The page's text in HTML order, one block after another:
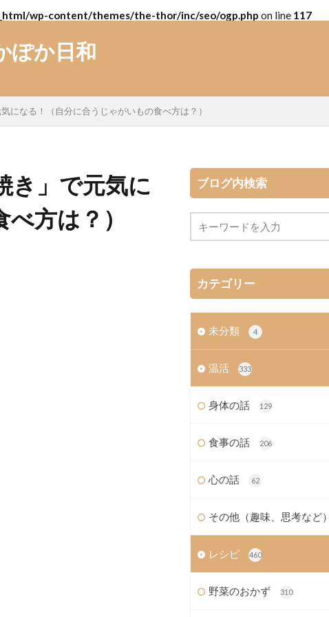
wp-content/themes/the-thor/inc/seo/ogp.php on line 117
ぽか日和
になる！（自分に合うじゃがいもの食べ方は？）
き」で元気に
方は？）
ブログ内検索
カテゴリー
未分類 4
温活 333
身体の話 129
食事の話 206
心の話 62
その他（趣味、思考など）
レシピ 460
野菜のおかず 310